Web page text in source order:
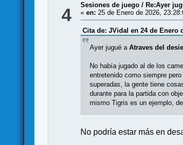
4 Sesiones de juego / Re:Ayer
«en: 25 de Enero de 2026,
Cita de: JVidal en 24 de Enero
Ayer jugué aAtraves del
No había jugado al de los
entretenido como siempre
superadas, la gente tiene
durante para la partida con
mismo Tigris es un ejemplo,
No podría estar más en